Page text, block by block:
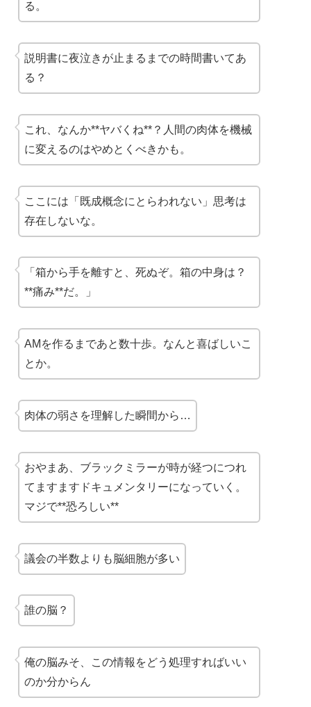
る。
説明書に夜泣きが止まるまでの時間書いてあ
る？
これ、なんか**ヤバくね**？人間の肉体を機械
に変えるのはやめとくべきかも。
ここには「既成概念にとらわれない」思考は
存在しないな。
「箱から手を離すと、死ぬぞ。箱の中身は？
**痛み**だ。」
AMを作るまであと数十歩。なんと喜ばしいこ
とか。
肉体の弱さを理解した瞬間から…
おやまあ、ブラックミラーが時が経つにつれ
てますますドキュメンタリーになっていく。
マジで**恐ろしい**
議会の半数よりも脳細胞が多い
誰の脳？
俺の脳みそ、この情報をどう処理すればいい
のか分からん